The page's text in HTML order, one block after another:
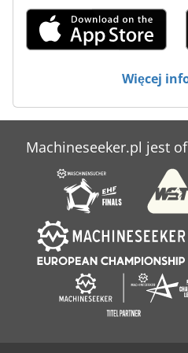
Urządzenia Do Powlekania
Więcej
Machineseeker.pl jest